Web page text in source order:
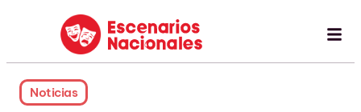
Noticias